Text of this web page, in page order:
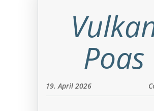
Poas
19. April 2026